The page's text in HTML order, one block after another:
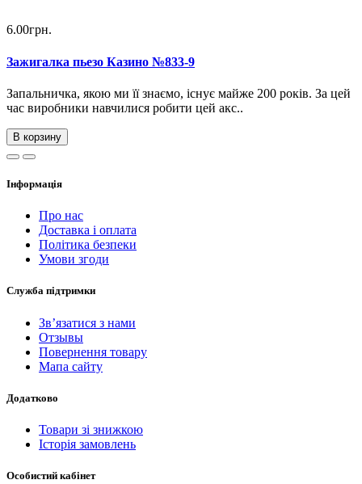
6.00грн.
Зажигалка пьезо Казино №833-9
Запальничка, якою ми її знаємо, існує майже 200 років. За цей
час виробники навчилися робити цей акс..
В корзину
Інформація
Про нас
Доставка і оплата
Політика безпеки
Умови згоди
Служба підтримки
Зв’язатися з нами
Отзывы
Повернення товару
Мапа сайту
Додатково
Товари зі знижкою
Історія замовлень
Особистий кабінет